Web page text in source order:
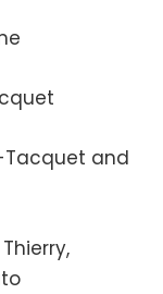
Tacquet and